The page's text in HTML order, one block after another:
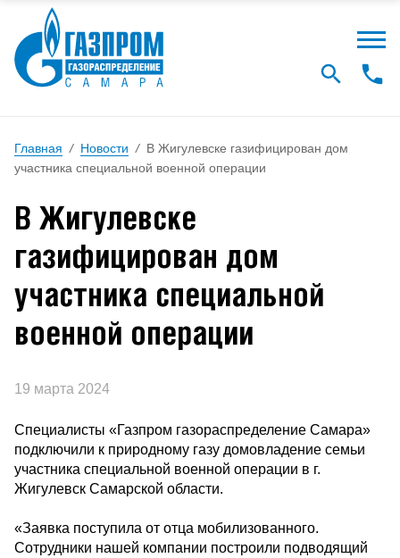
Главная / Новости / В Жигулевске газифицирован дом
участника специальной военной операции
В Жигулевске
газифицирован дом
участника специальной
военной операции
19 марта 2024
Специалисты «Газпром газораспределение Самара»
подключили к природному газу домовладение семьи
участника специальной военной операции в г.
Жигулевск Самарской области.
«Заявка поступила от отца мобилизованного.
Сотрудники нашей компании построили подводящий